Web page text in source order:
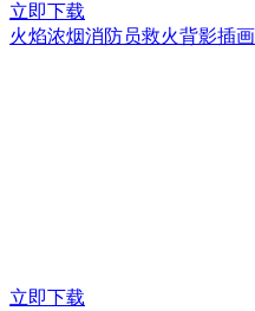
立即下载
火焰浓烟消防员救火背影插
立即下载